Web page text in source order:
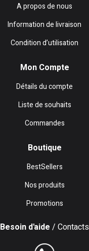
A propos de nous
Information de livraison
Condition d’utilisation
Mon Compte
Détails du compte
Liste de souhaits
Commandes
Boutique
BestSellers
Nos produits
Promotions
Besoin d'aide / Contacts